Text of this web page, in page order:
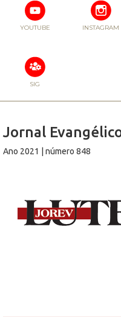
YOUTUBE INSTAGRAM
SIG
Jornal
Ano 2021 | número 848